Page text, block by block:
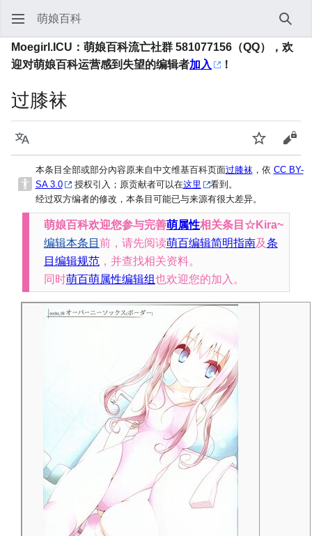
萌娘百科
搜索
Moegirl.ICU：萌娘百科流亡社群 581077156（QQ），欢
迎对萌娘百科运营感到失望的编辑者加入 ！
过膝袜
语言 监视 查
本条目全部或部分內容原来自中文维基百科页面过膝袜 ，依 CC BY-
SA 3.0
授权引入；原贡献者可以在这里
看到。
经过双方编者的修改，本条目可能已与来源有很大差异。
萌娘百科欢迎您参与完善萌属性相关条目☆Kira~
编辑本条目 前，请先阅读萌百编辑简明指南及条
目编辑规范，并查找相关资料。
同时萌百萌属性编辑组也欢迎您的加入。